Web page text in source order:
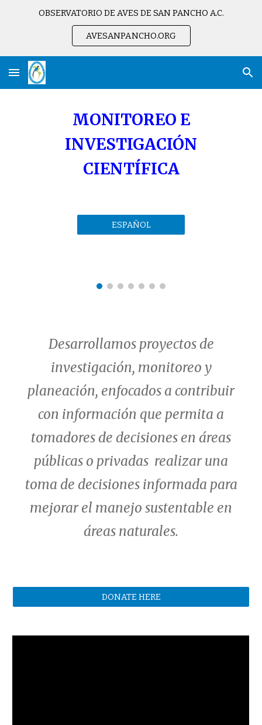
OBSERVATORIO DE AVES DE SAN PANCHO A.C.
AVESANPANCHO.ORG
MONITOREO E
INVESTIGACIÓN
CIENTÍFICA
ESPAÑOL
Desarrollamos proyectos de
investigación, monitoreo y
planeación, enfocados a contribuir
con información que permita a
tomadores de decisiones en áreas
públicas o privadas realizar una
toma de decisiones informada para
mejorar el manejo sustentable en
áreas naturales.
DONATE HERE